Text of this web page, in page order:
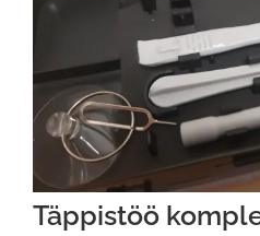
Täppistöö